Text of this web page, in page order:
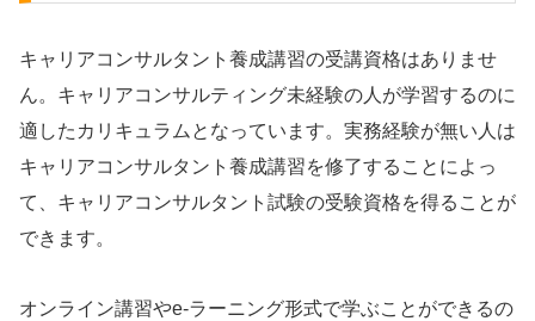
キャリアコンサルタント養成講習の受講資格はありませ
ん。キャリアコンサルティング未経験の人が学習するのに
適したカリキュラムとなっています。実務経験が無い人は
キャリアコンサルタント養成講習を修了することによっ
て、キャリアコンサルタント試験の受験資格を得ることが
できます。
オンライン講習やe-ラーニング形式で学ぶことができるの